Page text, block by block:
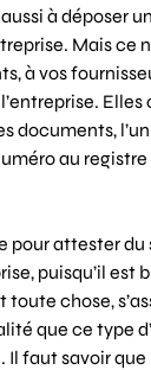
à déposer
Mais ce
à vos
au
attester du
puisqu’il est
chose,
que ce type
Il faut savoir